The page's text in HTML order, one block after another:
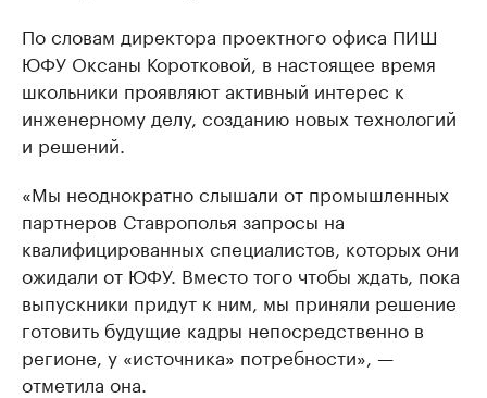
По словам директора проектного офиса ПИШ
ЮФУ Оксаны Коротковой, в настоящее время
школьники проявляют активный интерес к
инженерному делу, созданию новых технологий
и решений.
«Мы неоднократно слышали от промышленных
партнеров Ставрополья запросы на
квалифицированных специалистов, которых они
ожидали от ЮФУ. Вместо того чтобы ждать, пока
выпускники придут к ним, мы приняли решение
готовить будущие кадры непосредственно в
регионе, у «источника» потребности», —
отметила она.